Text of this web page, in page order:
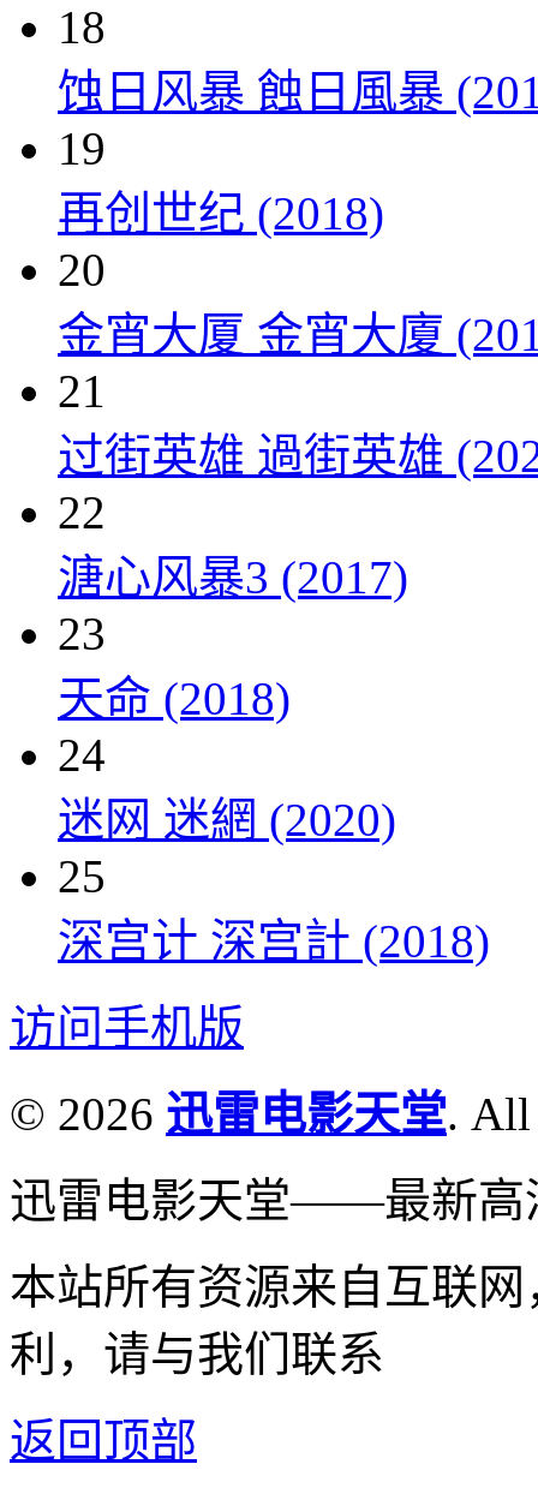
18
蚀日风暴 蝕日風暴
19
再创世纪 (2018)
20
金宵大厦 金宵大廈
21
过街英雄 過街英雄
22
溏心风暴3 (2017)
23
天命 (2018)
24
迷网 迷網 (2020)
25
深宫计 深宫計 (2018)
访问手机版
© 2026 迅雷电影天堂. All
迅雷电影天堂——最新高
本站所有资源来自互联
利，请与我们联系
返回顶部